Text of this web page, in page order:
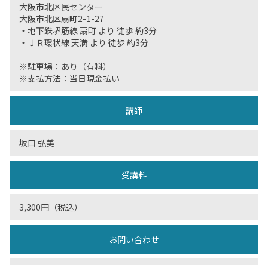
大阪市北区民センター
大阪市北区扇町2-1-27
・地下鉄堺筋線 扇町 より 徒歩 約3分
・ＪＲ環状線 天満 より 徒歩 約3分
※駐車場：あり（有料）
※支払方法：当日現金払い
講師
坂口 弘美
受講料
3,300円（税込）
お問い合わせ